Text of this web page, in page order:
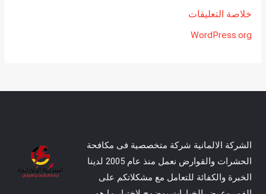
خلاصة التعليقات
WordPress.org
الشركة الالمانية شركة متخصصية فى مكافحة
الحشرات والقوارض نعمل منذ عام 2005 لدينا
الخبرة والكفائة للتعامل مع مشكلاتكم على